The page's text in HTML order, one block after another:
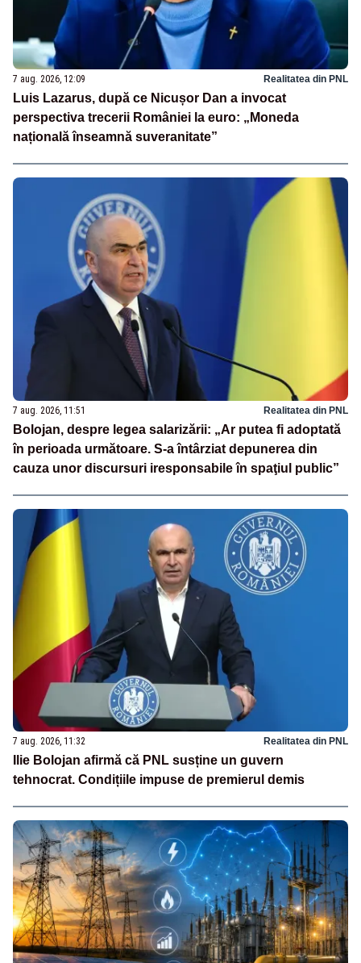
7 aug. 2026, 12:09 Realitatea din PNL
Luis Lazarus, după ce Nicușor Dan a invocat
perspectiva trecerii României la euro: „Moneda
națională înseamnă suveranitate”
7 aug. 2026, 11:51 Realitatea din PNL
Bolojan, despre legea salarizării: „Ar putea fi adoptată
în perioada următoare. S-a întârziat depunerea din
cauza unor discursuri iresponsabile în spaţiul public”
7 aug. 2026, 11:32 Realitatea din PNL
Ilie Bolojan afirmă că PNL susține un guvern
tehnocrat. Condițiile impuse de premierul demis